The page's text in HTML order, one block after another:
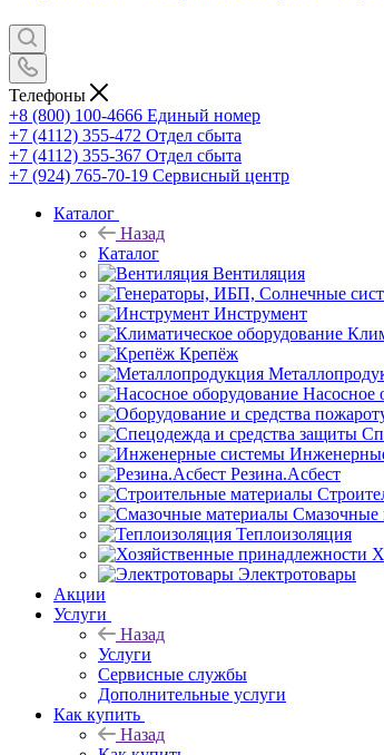
Телефоны
+8 (800) 100-4666 Единый номер
+7 (4112) 355-472 Отдел сбыта
+7 (4112) 355-367 Отдел сбыта
+7 (924) 765-70-19 Сервисный центр
Каталог
Назад
Каталог
Вентиляция
Инструмент
Крепёж
Насосное
Резина.Асбест
Смазочные
Теплоизоляция
Электротовары
Акции
Услуги
Назад
Услуги
Сервисные службы
Дополнительные услуги
Как купить
Назад